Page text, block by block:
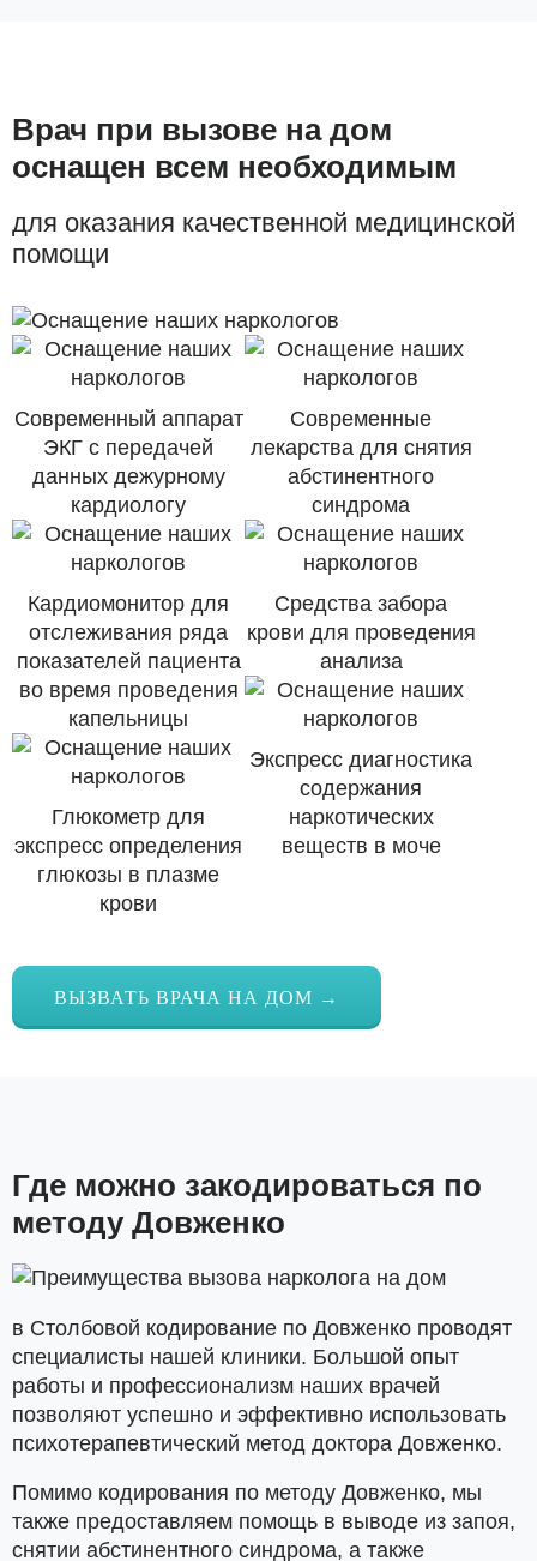
Врач при вызове на дом
оснащен всем необходимым
для оказания качественной медицинской
помощи
Современный аппарат
ЭКГ с передачей
данных дежурному
кардиологу
Кардиомонитор для
отслеживания ряда
показателей пациента
во время проведения
капельницы
Глюкометр для
экспресс определения
глюкозы в плазме
крови
Современные
лекарства для снятия
абстинентного
синдрома
Средства забора
крови для проведения
анализа
Экспресс диагностика
содержания
наркотических
веществ в моче
ВЫЗВАТЬ ВРАЧА НА ДОМ →
Где можно закодироваться по
методу Довженко
в Столбовой кодирование по Довженко проводят
специалисты нашей клиники. Большой опыт
работы и профессионализм наших врачей
позволяют успешно и эффективно использовать
психотерапевтический метод доктора Довженко.
Помимо кодирования по методу Довженко, мы
также предоставляем помощь в выводе из запоя,
снятии абстинентного синдрома, а также